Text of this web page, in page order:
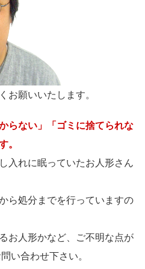
お願いいたします。
らない」「ゴミに捨てられな
。
入れに眠っていたお人形さん
ら処分までを行っていますの
お人形かなど、ご不明な点が
い合わせ下さい。